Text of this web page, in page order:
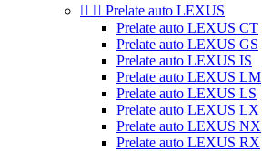
  Prelate auto LEXUS
Prelate auto LEXUS CT
Prelate auto LEXUS GS
Prelate auto LEXUS IS
Prelate auto LEXUS LM
Prelate auto LEXUS LS
Prelate auto LEXUS LX
Prelate auto LEXUS NX
Prelate auto LEXUS RX